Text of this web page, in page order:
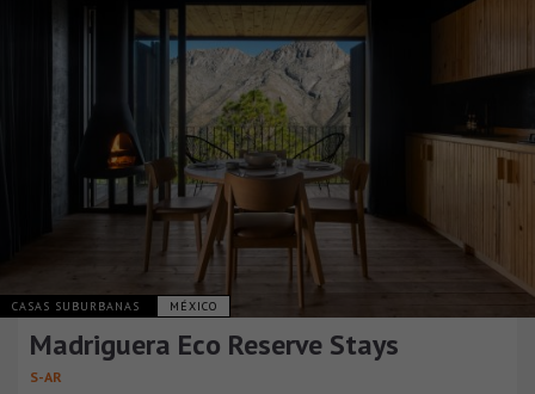
CASAS SUBURBANAS MÉXICO
Madriguera Eco Reserve Stays
S-AR